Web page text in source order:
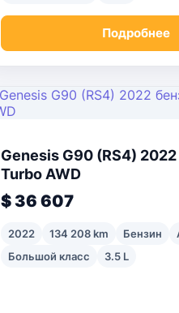
Подробнее
Genesis G90 (RS4)
Turbo AWD
$ 36 607
2022 134 208 km Бензин
Большой класс
3.5 L